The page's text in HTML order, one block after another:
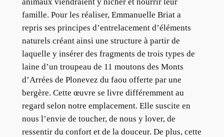
famille. Pour les réaliser, Emmanuelle Briat a
repris ses principes d’entrelacement d’éléments
naturels créant ainsi une structure à partir de
laquelle y insérer des fragments de trois types de
laine d’un troupeau de 11 moutons des Monts
d’Arrées de Plonevez du faou offerte par une
bergère. Cette œuvre se livre différemment au
regard selon notre emplacement. Elle suscite en
nous l’envie de toucher, de nous y lover, de
ressentir du confort et de la douceur. De plus, cette